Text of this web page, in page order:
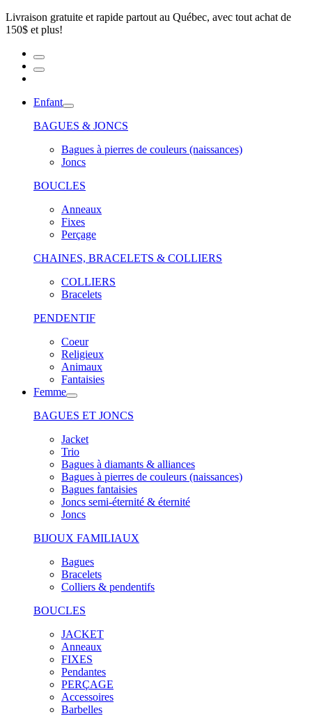
Livraison gratuite et rapide partout au Québec, avec tout achat de
150$ et plus!
Enfant
BAGUES & JONCS
Bagues à pierres de couleurs (naissances)
Joncs
BOUCLES
Anneaux
Fixes
Perçage
CHAINES, BRACELETS & COLLIERS
COLLIERS
Bracelets
PENDENTIF
Coeur
Religieux
Animaux
Fantaisies
Femme
BAGUES ET JONCS
Jacket
Trio
Bagues à diamants & alliances
Bagues à pierres de couleurs (naissances)
Bagues fantaisies
Joncs semi-éternité & éternité
Joncs
BIJOUX FAMILIAUX
Bagues
Bracelets
Colliers & pendentifs
BOUCLES
JACKET
Anneaux
FIXES
Pendantes
PERÇAGE
Accessoires
Barbelles